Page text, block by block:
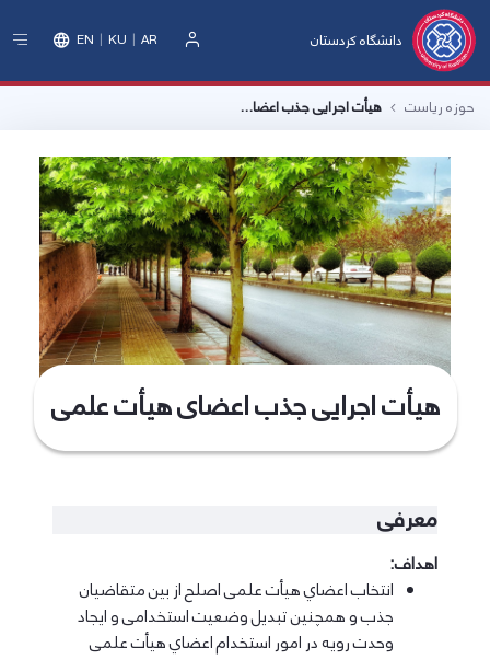
دانشگاه کردستان EN KU AR
حوزه ریاست هیأت اجرایی جذب اعضای هیأت علمی
هیأت اجرایی جذب اعضای هیأت علمی
معرفی
اهداف:
اﻧﺘﺨﺎب اﻋﻀﺎي ﻫﯿﺄت ﻋﻠﻤﯽ اﺻﻠﺢ از ﺑﯿﻦ ﻣﺘﻘﺎﺿﯿﺎن
ﺟﺬب و ﻫﻤﭽﻨﯿﻦ ﺗﺒﺪﯾﻞ وﺿﻌﯿﺖ اﺳﺘﺨﺪاﻣﯽ و اﯾﺠﺎد
وﺣﺪت روﯾﻪ در اﻣﻮر اﺳﺘﺨﺪام اﻋﻀﺎي ﻫﯿﺄت ﻋﻠﻤﯽ